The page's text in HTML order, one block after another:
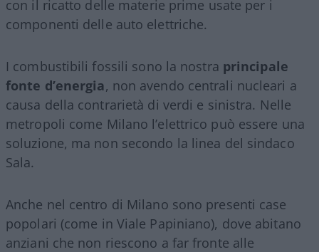
con il ricatto delle materie prime usate per i
componenti delle auto elettriche.
I combustibili fossili sono la nostra principale
fonte d’energia, non avendo centrali nucleari a
causa della contrarietà di verdi e sinistra. Nelle
metropoli come Milano l’elettrico può essere una
soluzione, ma non secondo la linea del sindaco
Sala.
Anche nel centro di Milano sono presenti case
popolari (come in Viale Papiniano), dove abitano
anziani che non riescono a far fronte alle